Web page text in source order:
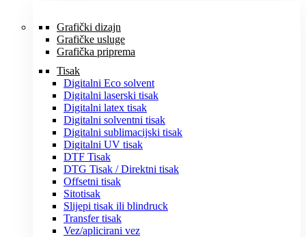
Grafički dizajn
Grafičke usluge
Grafička priprema
Tisak
Digitalni Eco solvent
Digitalni laserski tisak
Digitalni latex tisak
Digitalni solventni tisak
Digitalni sublimacijski tisak
Digitalni UV tisak
DTF Tisak
DTG Tisak / Direktni tisak
Offsetni tisak
Sitotisak
Slijepi tisak ili blindruck
Transfer tisak
Vez/aplicirani vez